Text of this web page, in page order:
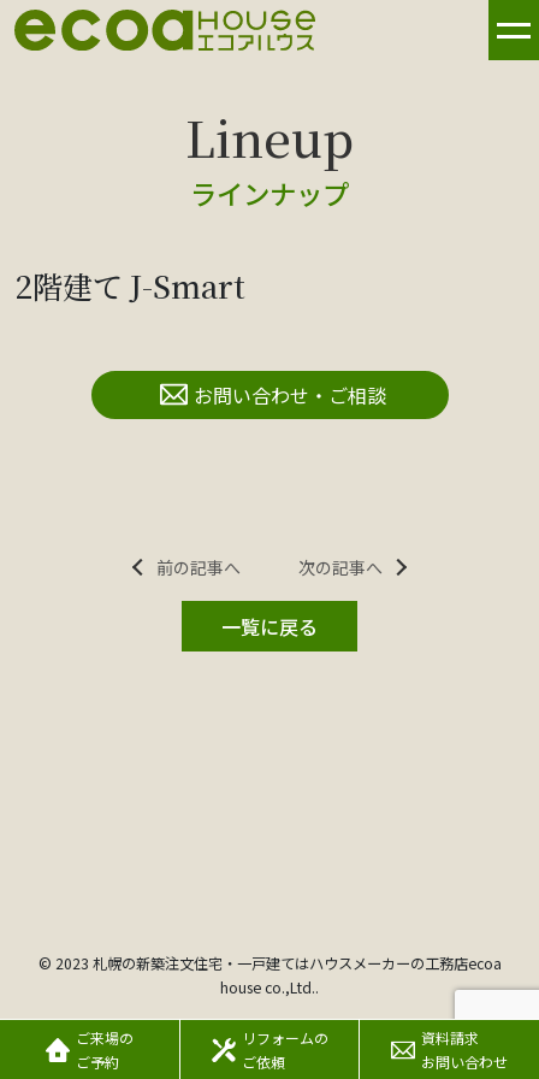
ラインナップ
2階建て J-Smart
お問い合わせ・ご相談
前の記事へ 次の記事へ
一覧に戻る
© 2023 札幌の新築注文住宅・一戸建てはハウスメーカーの工務店ecoa
house co.,Ltd..
ご来場の
ご予約
リフォームの
ご依頼
資料請求
お問い合わせ